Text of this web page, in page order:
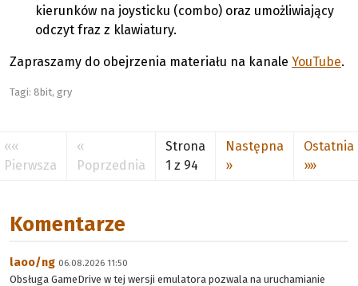
kierunków na joysticku (combo) oraz umożliwiający
odczyt fraz z klawiatury.
Zapraszamy do obejrzenia materiału na kanale YouTube.
Tagi: 8bit, gry
««
Pierwsza
«
Poprzednia
Strona
1 z 94
Następna
»
Ostatnia
»»
Komentarze
laoo/ng 06.08.2026 11:50
Obsługa GameDrive w tej wersji emulatora pozwala na uruchamianie